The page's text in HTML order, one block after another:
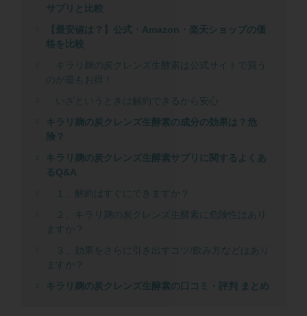
サプリと比較
【最安値は？】公式・Amazon・楽天ショップの価
格を比較
キラリ麹の炭クレンズ生酵素は公式サイトで買う
のが最もお得！
いざというときは解約できるから安心
キラリ麹の炭クレンズ生酵素の成分の効果は？危
険？
キラリ麹の炭クレンズ生酵素サプリに関するよくあ
るQ&A
１、解約はすぐにできますか？
２、キラリ麹の炭クレンズ生酵素に危険性はあり
ますか？
３、効果をさらに引き出すコツ/飲み方などはあり
ますか？
キラリ麹の炭クレンズ生酵素の口コミ・評判 まとめ